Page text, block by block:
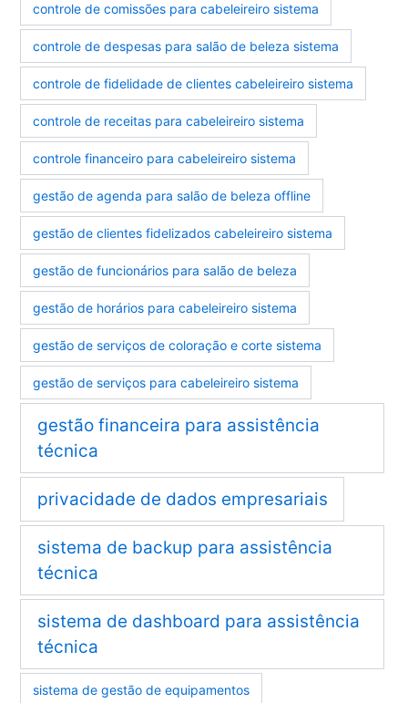
controle de comissões para cabeleireiro sistema
controle de despesas para salão de beleza sistema
controle de fidelidade de clientes cabeleireiro sistema
controle de receitas para cabeleireiro sistema
controle financeiro para cabeleireiro sistema
gestão de agenda para salão de beleza offline
gestão de clientes fidelizados cabeleireiro sistema
gestão de funcionários para salão de beleza
gestão de horários para cabeleireiro sistema
gestão de serviços de coloração e corte sistema
gestão de serviços para cabeleireiro sistema
gestão financeira para assistência
técnica
privacidade de dados empresariais
sistema de backup para assistência
técnica
sistema de dashboard para assistência
técnica
sistema de gestão de equipamentos